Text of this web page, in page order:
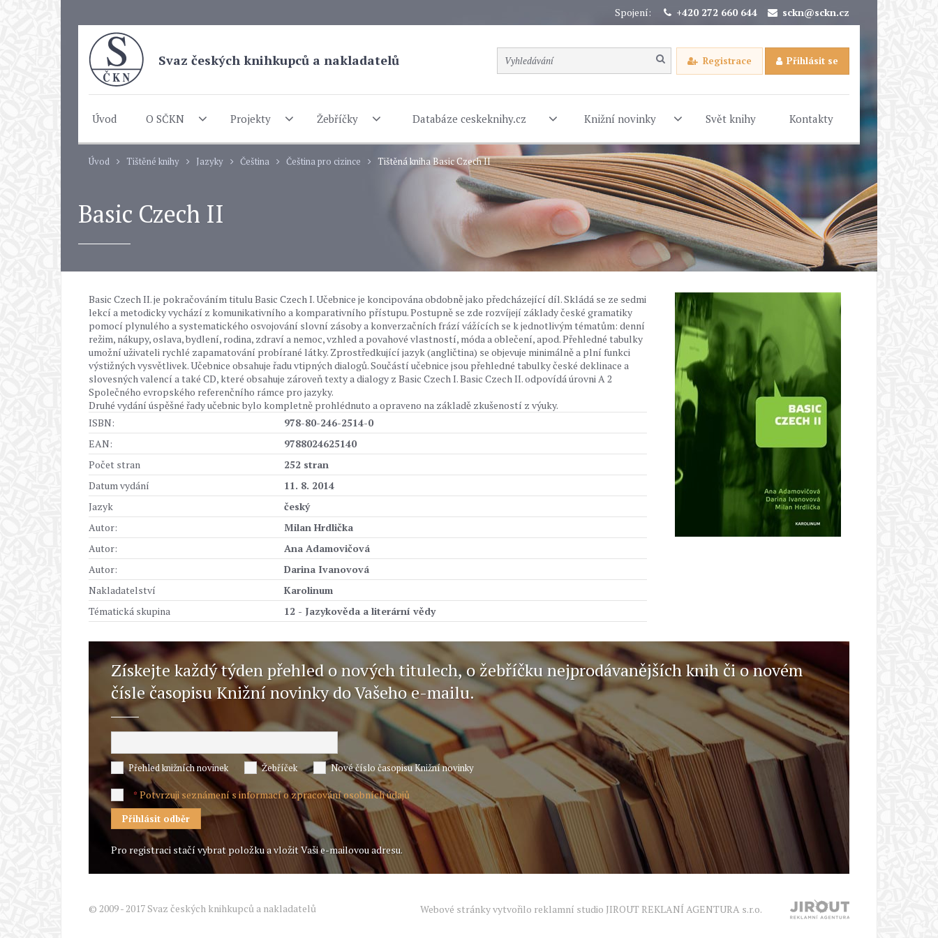
Spojení: +420 272 660 644 sckn@sckn.cz
Svaz českých knihkupců a nakladatelů Registrace Přihlásit se
Úvod O SČKN Projekty Žebříčky Databáze ceskeknihy.cz Knižní novinky Svět knihy Kontakty
Úvod Tištěné knihy Jazyky Čeština Čeština pro cizince Tištěná kniha Basic Czech II
Basic Czech II
Basic Czech II. je pokračováním titulu Basic Czech I. Učebnice je koncipována obdobně jako předcházející díl. Skládá se ze sedmi
lekcí a metodicky vychází z komunikativního a komparativního přístupu. Postupně se zde rozvíjejí základy české gramatiky
pomocí plynulého a systematického osvojování slovní zásoby a konverzačních frází vážících se k jednotlivým tématům: denní
režim, nákupy, oslava, bydlení, rodina, zdraví a nemoc, vzhled a povahové vlastností, móda a oblečení, apod. Přehledné tabulky
umožní uživateli rychlé zapamatování probírané látky. Zprostředkující jazyk (angličtina) se objevuje minimálně a plní funkci
výstižných vysvětlivek. Učebnice obsahuje řadu vtipných dialogů. Součástí učebnice jsou přehledné tabulky české deklinace a
slovesných valencí a také CD, které obsahuje zároveň texty a dialogy z Basic Czech I. Basic Czech II. odpovídá úrovni A 2
Společného evropského referenčního rámce pro jazyky.
Druhé vydání úspěšné řady učebnic bylo kompletně prohlédnuto a opraveno na základě zkušeností z výuky.
ISBN:
978-80-246-2514-0
EAN:
9788024625140
Počet stran
252 stran
Datum vydání
11. 8. 2014
Jazyk
český
Autor:
Milan Hrdlička
Autor:
Ana Adamovičová
Autor:
Darina Ivanovová
Nakladatelství
Karolinum
Tématická skupina
12 - Jazykověda a literární vědy
Získejte každý týden přehled o nových titulech, o žebříčku nejprodávanějších knih či o novém
čísle časopisu Knižní novinky do Vašeho e-mailu.
Přehled knižních novinek Žebříček Nové číslo časopisu Knižní novinky
*Potvrzuji seznámení s informací o zpracování osobních údajů
Pro registraci stačí vybrat položku a vložit Vaši e-mailovou adresu.
© 2009 - 2017 Svaz českých knihkupců a nakladatelů Webové stránky vytvořilo reklamní studio JIROUT REKLANÍ AGENTURA s.r.o.